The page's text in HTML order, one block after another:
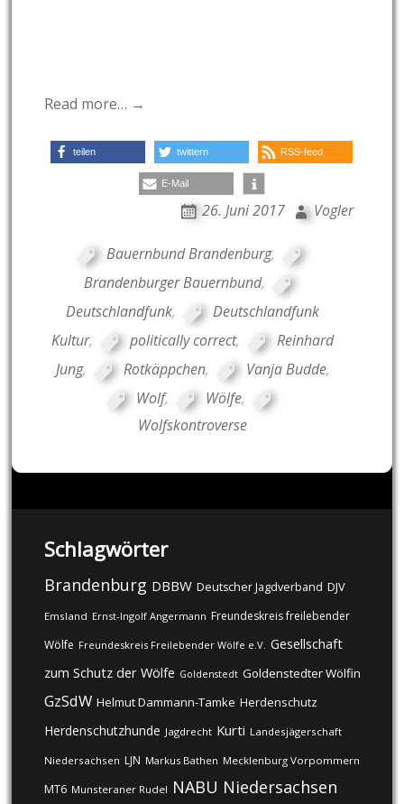
Read more… →
teilen twittern RSS-feed
E-Mail
26. Juni 2017 Vogler
Bauernbund Brandenburg,
Brandenburger Bauernbund,
Deutschlandfunk,
Deutschlandfunk
Kultur, politically correct,
Reinhard
Jung, Rotkäppchen, Vanja Budde,
Wolf, Wölfe,
Wolfskontroverse
Schlagwörter
Brandenburg DBBW Deutscher Jagdverband DJV
Emsland Ernst-Ingolf Angermann Freundeskreis freilebender
Wölfe Freundeskreis Freilebender Wölfe e.V. Gesellschaft
zum Schutz der Wölfe Goldenstedt Goldenstedter Wölfin
GzSdW Helmut Dammann-Tamke Herdenschutz
Herdenschutzhunde Jagdrecht Kurti Landesjägerschaft
Niedersachsen LJN Markus Bathen Mecklenburg Vorpommern
MT6 Munsteraner Rudel NABU Niedersachsen